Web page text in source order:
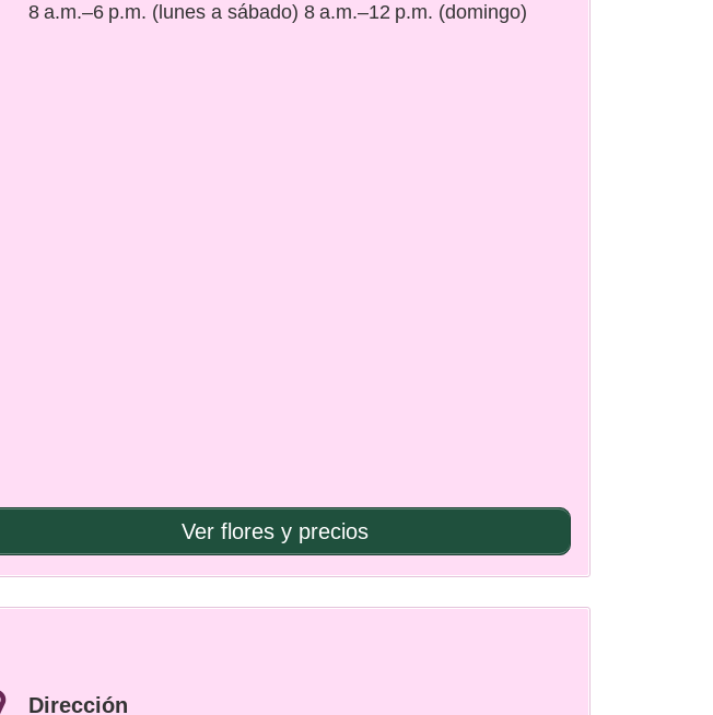
8 a.m.–6 p.m. (lunes a sábado) 8 a.m.–12 p.m. (domingo)
Ver flores y precios
Dirección